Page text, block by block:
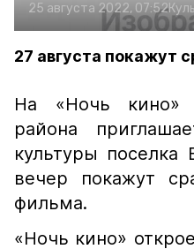
25 августа 2022, 07:52
27 августа покажут
На «Ночь кино»
района
культуры поселка
вечер покажут
фильма.
«Ночь кино»